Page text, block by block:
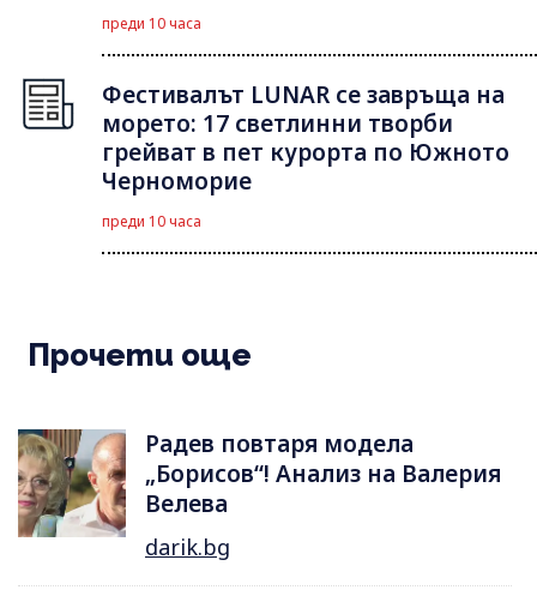
преди 10 часа
Фестивалът LUNAR се завръща на
морето: 17 светлинни творби
грейват в пет курорта по Южното
Черноморие
преди 10 часа
Прочети още
Радев повтаря модела
„Борисов“! Анализ на Валерия
Велева
darik.bg